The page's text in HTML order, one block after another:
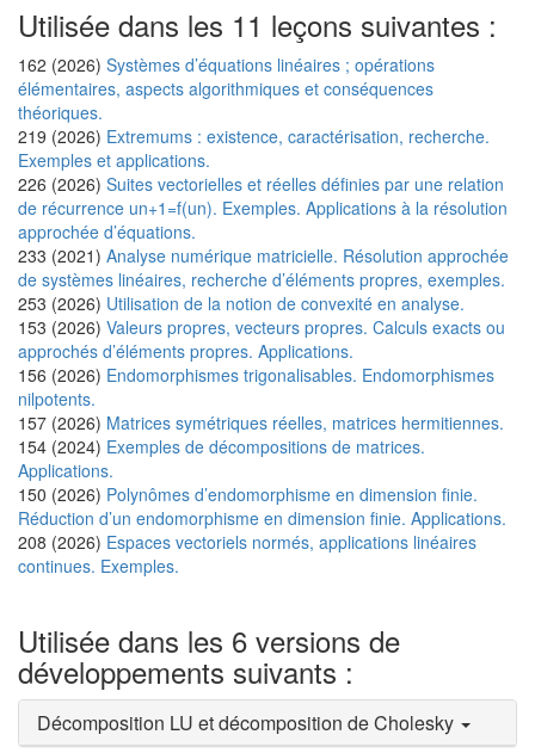
Utilisée dans les 11 leçons suivantes :
162 (2026) Systèmes d’équations linéaires ; opérations
élémentaires, aspects algorithmiques et conséquences
théoriques.
219 (2026) Extremums : existence, caractérisation, recherche.
Exemples et applications.
226 (2026) Suites vectorielles et réelles définies par une relation
de récurrence un+1=f(un). Exemples. Applications à la résolution
approchée d’équations.
233 (2021) Analyse numérique matricielle. Résolution approchée
de systèmes linéaires, recherche d’éléments propres, exemples.
253 (2026) Utilisation de la notion de convexité en analyse.
153 (2026) Valeurs propres, vecteurs propres. Calculs exacts ou
approchés d’éléments propres. Applications.
156 (2026) Endomorphismes trigonalisables. Endomorphismes
nilpotents.
157 (2026) Matrices symétriques réelles, matrices hermitiennes.
154 (2024) Exemples de décompositions de matrices.
Applications.
150 (2026) Polynômes d’endomorphisme en dimension finie.
Réduction d’un endomorphisme en dimension finie. Applications.
208 (2026) Espaces vectoriels normés, applications linéaires
continues. Exemples.
Utilisée dans les 6 versions de
développements suivants :
Décomposition LU et décomposition de Cholesky